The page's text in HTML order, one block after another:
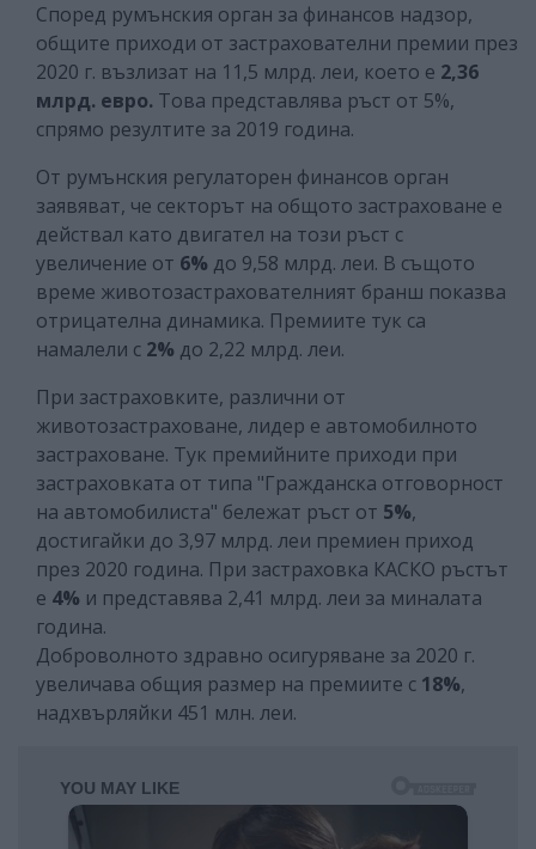
Според румънския орган за финансов надзор,
общите приходи от застрахователни премии през
2020 г. възлизат на 11,5 млрд. леи, което е 2,36
млрд. евро. Това представлява ръст от 5%,
спрямо резултите за 2019 година.
От румънския регулаторен финансов орган
заявяват, че секторът на общото застраховане е
действал като двигател на този ръст с
увеличение от 6% до 9,58 млрд. леи. В същото
време животозастрахователният бранш показва
отрицателна динамика. Премиите тук са
намалели с 2% до 2,22 млрд. леи.
При застраховките, различни от
животозастраховане, лидер е автомобилното
застраховане. Тук премийните приходи при
застраховката от типа "Гражданска отговорност
на автомобилиста" бележат ръст от 5%,
достигайки до 3,97 млрд. леи премиен приход
през 2020 година. При застраховка КАСКО ръстът
е 4% и представява 2,41 млрд. леи за миналата
година.
Доброволното здравно осигуряване за 2020 г.
увеличава общия размер на премиите с 18%,
надхвърляйки 451 млн. леи.